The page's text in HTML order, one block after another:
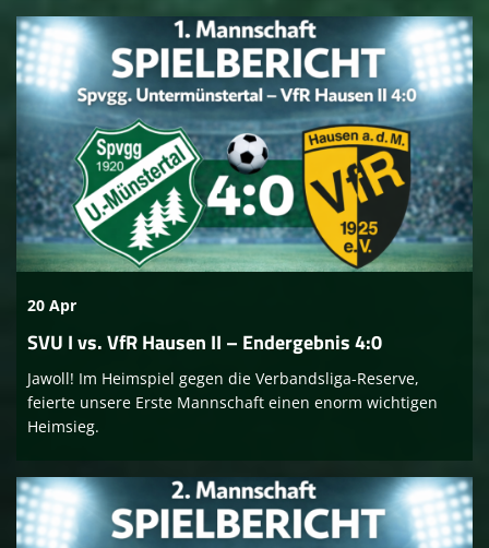
20 Apr
SVU I vs. VfR Hausen II – Endergebnis 4:0
Jawoll! Im Heimspiel gegen die Verbandsliga-Reserve,
feierte unsere Erste Mannschaft einen enorm wichtigen
Heimsieg.